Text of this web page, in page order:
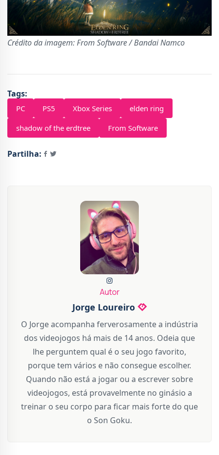
Crédito da imagem: From Software / Bandai Namco
Tags:
PC PS5 Xbox Series
elden ring
shadow of the erdtree
From Software
Partilha:
Autor
Jorge Loureiro
O Jorge acompanha ferverosamente a indústria
dos videojogos há mais de 14 anos. Odeia que
lhe perguntem qual é o seu jogo favorito,
porque tem vários e não consegue escolher.
Quando não está a jogar ou a escrever sobre
videojogos, está provavelmente no ginásio a
treinar o seu corpo para ficar mais forte do que
o Son Goku.